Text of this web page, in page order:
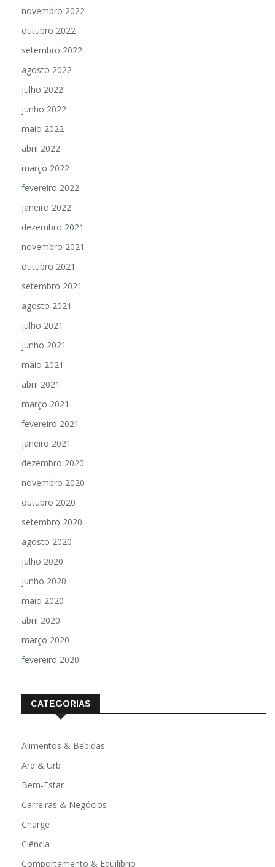
novembro 2022
outubro 2022
setembro 2022
agosto 2022
julho 2022
junho 2022
maio 2022
abril 2022
março 2022
fevereiro 2022
janeiro 2022
dezembro 2021
novembro 2021
outubro 2021
setembro 2021
agosto 2021
julho 2021
junho 2021
maio 2021
abril 2021
março 2021
fevereiro 2021
janeiro 2021
dezembro 2020
novembro 2020
outubro 2020
setembro 2020
agosto 2020
julho 2020
junho 2020
maio 2020
abril 2020
março 2020
fevereiro 2020
CATEGORIAS
Alimentos & Bebidas
Arq & Urb
Bem-Estar
Carreiras & Negócios
Charge
Ciência
Comportamento & Equilíbrio